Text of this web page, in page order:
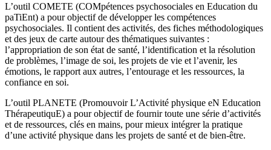
L’outil COMETE (COMpétences psychosociales en Education du
paTiEnt) a pour objectif de développer les compétences
psychosociales. Il contient des activités, des fiches méthodologiques
et des jeux de carte autour des thématiques suivantes :
l’appropriation de son état de santé, l’identification et la résolution
de problèmes, l’image de soi, les projets de vie et l’avenir, les
émotions, le rapport aux autres, l’entourage et les ressources, la
confiance en soi.
L’outil PLANETE (Promouvoir L’Activité physique eN Education
ThérapeutiquE) a pour objectif de fournir toute une série d’activités
et de ressources, clés en mains, pour mieux intégrer la pratique
d’une activité physique dans les projets de santé et de bien-être.